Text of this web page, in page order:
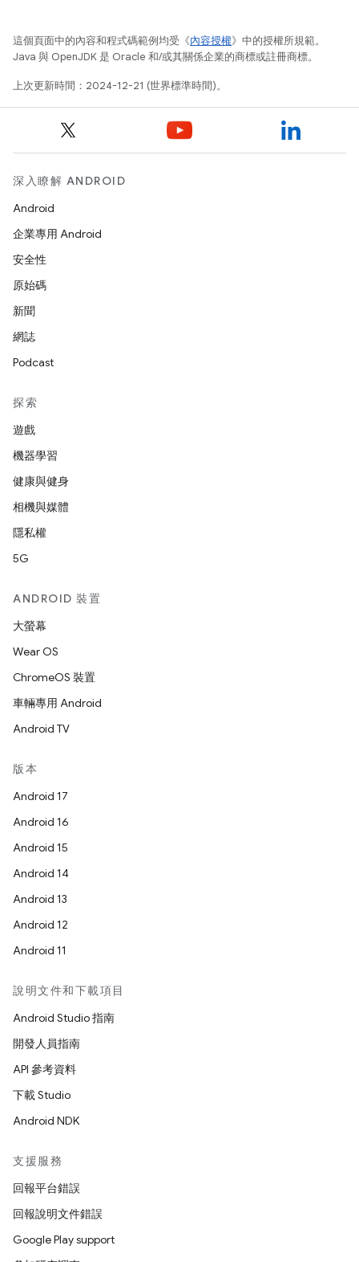
這個頁面中的內容和程式碼範例均受《內容授權》中的授權所規範。
Java 與 OpenJDK 是 Oracle 和/或其關係企業的商標或註冊商標。
上次更新時間：2024-12-21 (世界標準時間)。
深入瞭解 ANDROID
Android
企業專用 Android
安全性
原始碼
新聞
網誌
Podcast
探索
遊戲
機器學習
健康與健身
相機與媒體
隱私權
5G
ANDROID 裝置
大螢幕
Wear OS
ChromeOS 裝置
車輛專用 Android
Android TV
版本
Android 17
Android 16
Android 15
Android 14
Android 13
Android 12
Android 11
說明文件和下載項目
Android Studio 指南
開發人員指南
API 參考資料
下載 Studio
Android NDK
支援服務
回報平台錯誤
回報說明文件錯誤
Google Play support